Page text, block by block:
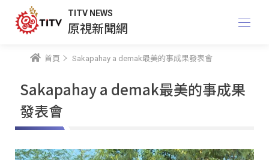
TITV NEWS
原視新聞網
首頁 Sakapahay a demak最美的事成果發表會
Sakapahay a demak最美的事成果
發表會